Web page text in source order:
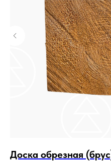
КУпить
Доска обрезная